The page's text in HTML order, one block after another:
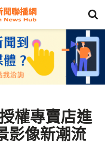
權專賣店進
影像新潮流